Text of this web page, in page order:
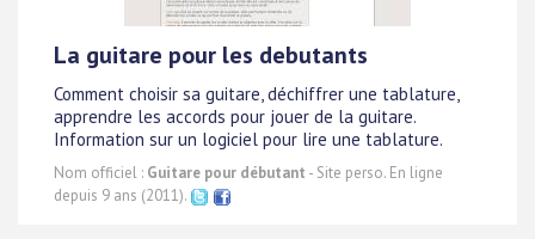
La guitare pour les debutants
Comment choisir sa guitare, déchiffrer une tablature,
apprendre les accords pour jouer de la guitare.
Information sur un logiciel pour lire une tablature.
Nom officiel : Guitare pour débutant - Site perso. En ligne
depuis 9 ans (2011).